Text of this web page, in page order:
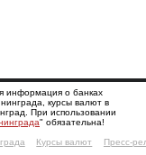
информация о банках
курсы валют в
При использовании
" обязательна!
Курсы валют Пресс-